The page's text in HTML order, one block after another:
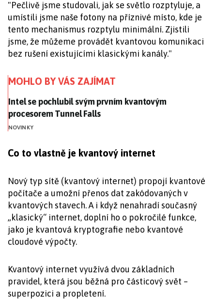
"Pečlivě jsme studovali, jak se světlo rozptyluje, a
umístili jsme naše fotony na příznivé místo, kde je
tento mechanismus rozptylu minimální. Zjistili
jsme, že můžeme provádět kvantovou komunikaci
bez rušení existujícími klasickými kanály."
MOHLO BY VÁS ZAJÍMAT
Intel se pochlubil svým prvním kvantovým
Intel se pochlubil svým prvním kvantovým
procesorem Tunnel Falls
NOVINKY
Co to vlastně je kvantový internet
Nový typ sítě (kvantový internet) propojí kvantové
počítače a umožní přenos dat zakódovaných v
kvantových stavech. A i když nenahradí současný
„klasický“ internet, doplní ho o pokročilé funkce,
jako je kvantová kryptografie nebo kvantové
cloudové výpočty.
Kvantový internet využívá dvou základních
pravidel, která jsou běžná pro částicový svět –
superpozici a propletení.